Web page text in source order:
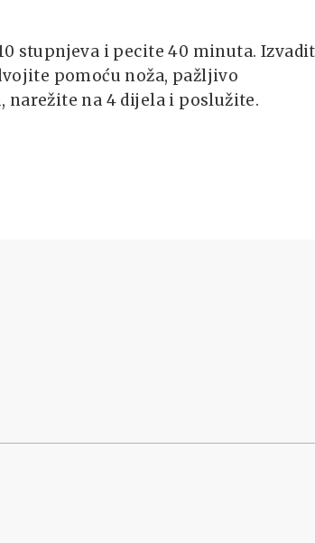
stupnjeva i pecite 40 minuta.
pomoću noža, pažljivo
narežite na 4 dijela i poslužite.